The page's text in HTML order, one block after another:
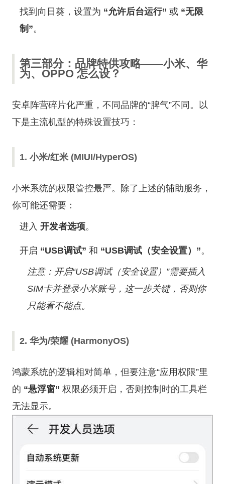
找到向日葵，设置为 “允许后台运行” 或 “无限
制”。
第三部分：品牌特供攻略——小米、华
为、OPPO 怎么设？
安卓阵营碎片化严重，不同品牌的“脾气”不同。以
下是主流机型的特殊设置技巧：
1. 小米/红米 (MIUI/HyperOS)
小米系统的权限管控最严。除了上述的辅助服务，
你可能还需要：
进入 开发者选项。
开启 “USB调试” 和 “USB调试（安全设置）”。
注意：开启“USB调试（安全设置）”需要插入
SIM卡并登录小米账号，这一步关键，否则你
只能看不能点。
2. 华为/荣耀 (HarmonyOS)
鸿蒙系统的逻辑相对简单，但要注意“应用权限”里
的 “悬浮窗” 权限必须开启，否则控制时的工具栏
无法显示。